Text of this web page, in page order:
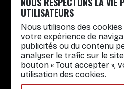
Lun. au Vend. : 8h30-
Gobelets
Infos
Liens rapides
UTILISATEURS
Nous utilisons des
votre expérience de
publicités ou du contenu
analyser le trafic sur le
bouton « Tout accepter »,
utilisation des cookies.